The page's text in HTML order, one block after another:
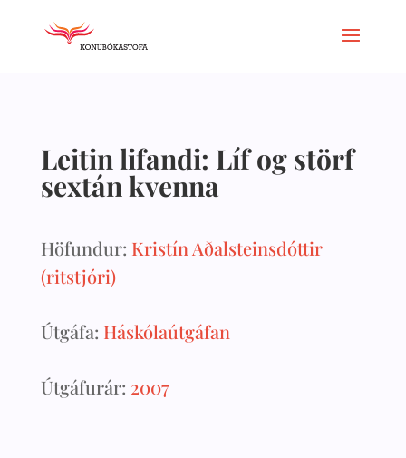
Leitin lifandi: Líf og störf
sextán kvenna
Höfundur: Kristín Aðalsteinsdóttir
(ritstjóri)
Útgáfa: Háskólaútgáfan
Útgáfurár: 2007